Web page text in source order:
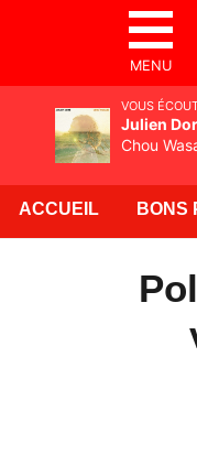
MENU
ACCUEIL BONS
VOUS
Julien
Chou